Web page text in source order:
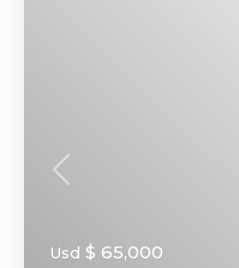
Anterior
Usd $ 65,000